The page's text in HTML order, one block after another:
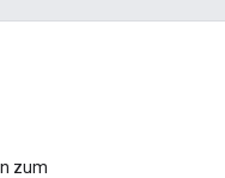
zum